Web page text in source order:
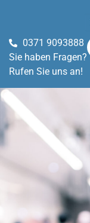
0371 9093888
Sie haben Fragen?
Rufen Sie uns an!